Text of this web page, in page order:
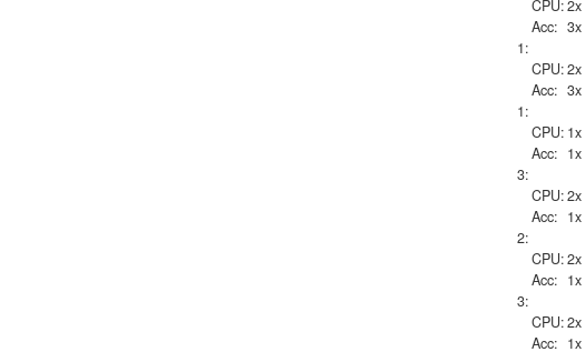
CPU:2x
Acc: 3x
1:
CPU:2x
Acc: 3x
1:
CPU: 1x
Acc: 1x
3:
CPU:2x
Acc: 1x
2:
CPU:2x
Acc: 1x
3:
CPU:2x
Acc: 1x